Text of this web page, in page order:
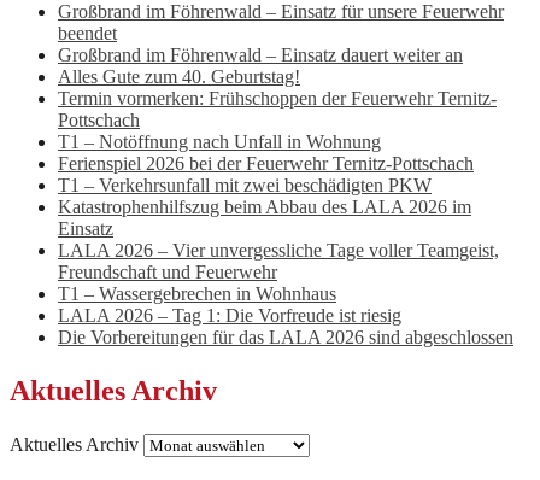
Großbrand im Föhrenwald – Einsatz für unsere Feuerwehr
beendet
Großbrand im Föhrenwald – Einsatz dauert weiter an
Alles Gute zum 40. Geburtstag!
Termin vormerken: Frühschoppen der Feuerwehr Ternitz-
Pottschach
T1 – Notöffnung nach Unfall in Wohnung
Ferienspiel 2026 bei der Feuerwehr Ternitz-Pottschach
T1 – Verkehrsunfall mit zwei beschädigten PKW
Katastrophenhilfszug beim Abbau des LALA 2026 im
Einsatz
LALA 2026 – Vier unvergessliche Tage voller Teamgeist,
Freundschaft und Feuerwehr
T1 – Wassergebrechen in Wohnhaus
LALA 2026 – Tag 1: Die Vorfreude ist riesig
Die Vorbereitungen für das LALA 2026 sind abgeschlossen
Aktuelles Archiv
Aktuelles Archiv